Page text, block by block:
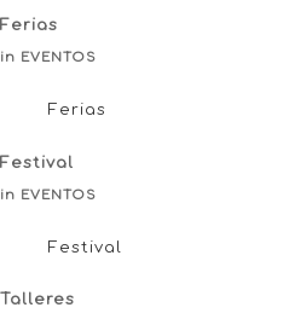
Ferias
in EVENTOS
Ferias
Festival
in EVENTOS
Festival
Talleres